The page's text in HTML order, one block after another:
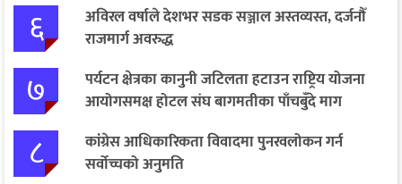
६
अविरल वर्षाले देशभर सडक सञ्जाल अस्तव्यस्त, दर्जनौँ
राजमार्ग अवरुद्ध
७
पर्यटन क्षेत्रका कानुनी जटिलता हटाउन राष्ट्रिय योजना
आयोगसमक्ष होटल संघ बागमतीका पाँचबुँदे माग
८
कांग्रेस आधिकारिकता विवादमा पुनरवलोकन गर्न
सर्वोच्चको अनुमति